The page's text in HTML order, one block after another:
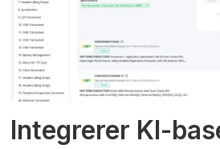
Integrerer KI-